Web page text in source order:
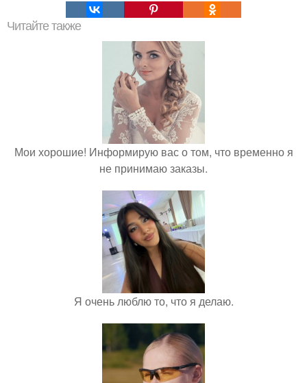
Читайте также
Мои хорошие! Информирую вас о том, что временно я
не принимаю заказы.
Я очень люблю то, что я делаю.